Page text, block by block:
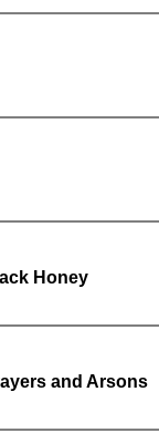
Honey
and Arsons